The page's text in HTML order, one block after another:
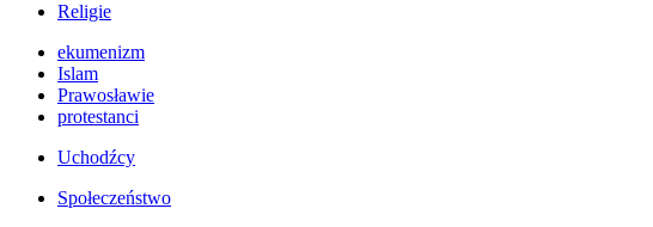
Religie
ekumenizm
Islam
Prawosławie
protestanci
Uchodźcy
Społeczeństwo